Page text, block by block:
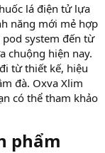
lá điện tử lựa
năng mới mẻ hợp
system đến từ
chuộng hiện nay.
từ thiết kế, hiệu
đà. Oxva Xlim
có thể tham khảo
phẩm